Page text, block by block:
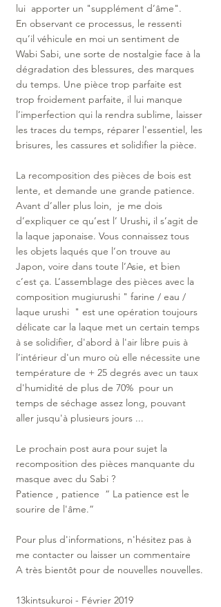
lui  apporter un "supplément d’âme".
En observant ce processus, le ressenti
qu’il véhicule en moi un sentiment de
Wabi Sabi , une sorte de nostalgie face à la
dégradation des blessures, des marques
du temps. Une pièce trop parfaite est
trop froidement parfaite, il lui manque
l’imperfection qui la rendra sublime, laisser
les traces du temps, réparer l'essentiel, les
brisures, les cassures et solidifier la pièce.
La recomposition des pièces de bois est
lente, et demande une grande patience.
Avant d’aller plus loin,  je me dois
d’expliquer ce qu’est l’ Urushi, il s’agit de
la laque japonaise. Vous connaissez tous
les objets laqués que l’on trouve au
Japon, voire dans toute l’Asie, et bien
c’est ça. L’assemblage des pièces avec la
composition mugiurushi " farine / eau /
laque urushi  " est une opération toujours
délicate car la laque met un certain temps
à se solidifier, d'abord à l'air libre puis à
l’intérieur d'un muro où elle nécessite une
température de + 25 degrés avec un taux
d'humidité de plus de 70%  pour un
temps de séchage assez long, pouvant
aller jusqu'à plusieurs jours ...
Le prochain post aura pour sujet la
recomposition des pièces manquante du
masque avec du Sabi ?
Patience , patience  “ La patience est le
sourire de l'âme.”
Pour plus d'informations, n'hésitez pas à
me contacter ou laisser un commentaire
A très bientôt pour de nouvelles nouvelles.
13kintsukuroi - Février 2019